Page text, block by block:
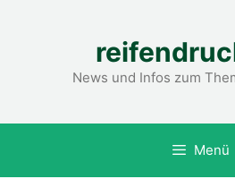
News und Infos zum
Menü